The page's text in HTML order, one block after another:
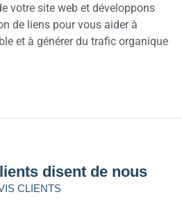
votre site web et développons
de liens pour vous aider à
et à générer du trafic organique
disent de nous
CLIENTS